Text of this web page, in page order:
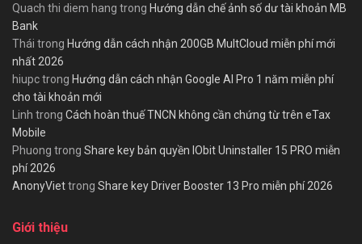
Quach thi diem hang trong Hướng dẫn chế ảnh số dư tài khoản MB
Bank
Thái trong Hướng dẫn cách nhận 200GB MultCloud miễn phí mới
nhất 2026
hiupctrong Hướng dẫn cách nhận Google AI Pro 1 năm miễn phí
cho tài khoản mới
Linh trong Cách hoàn thuế TNCN không cần chứng từ trên eTax
Mobile
Phuong trong Share key bản quyền IObit Uninstaller 15 PRO miễn
phí 2026
AnonyViettrong Share key Driver Booster 13 Pro miễn phí 2026
Giới thiệu